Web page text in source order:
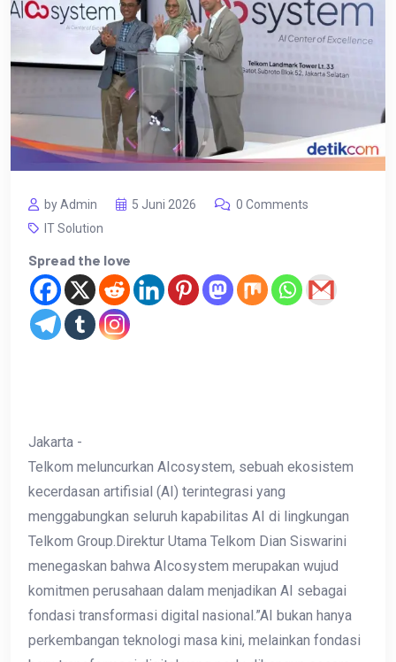
by Admin 5 Juni 2026
0 Comments
IT Solution
Spread the love
Jakarta -
Telkom meluncurkan AIcosystem, sebuah ekosistem
kecerdasan artifisial (AI) terintegrasi yang
menggabungkan seluruh kapabilitas AI di lingkungan
Telkom Group.Direktur Utama Telkom Dian Siswarini
menegaskan bahwa AIcosystem merupakan wujud
komitmen perusahaan dalam menjadikan AI sebagai
fondasi transformasi digital nasional.”AI bukan hanya
perkembangan teknologi masa kini, melainkan fondasi